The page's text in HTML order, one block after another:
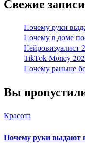
Свежие записи
Почему руки
Почему в доме
Нейровизуалист
TikTok Money
Почему раньше
Вы
Красота
Почему руки выдают